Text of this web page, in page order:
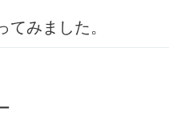
みました。